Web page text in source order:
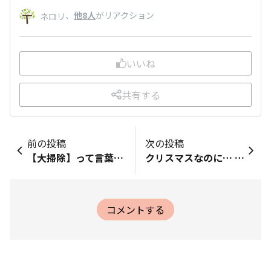
ネロリ 、 他8人がリアクション
いいね
共有する
前の投稿
【大掃除】って言葉はプレッシャー！？掃除の強い味方はコレ！
次の投稿
クリスマスなのに… 手抜き料理？？🎄
コメントする